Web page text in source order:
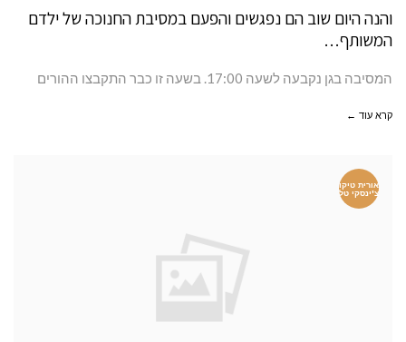
והנה היום שוב הם נפגשים והפעם במסיבת החנוכה של ילדם
המשותף…
המסיבה בגן נקבעה לשעה 17:00. בשעה זו כבר התקבצו ההורים
קרא עוד ←
אורית טיקו
צ'ינסקי טל